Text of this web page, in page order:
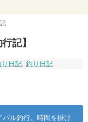
記】
日記, 釣り日記
ル釣行。時間を掛け